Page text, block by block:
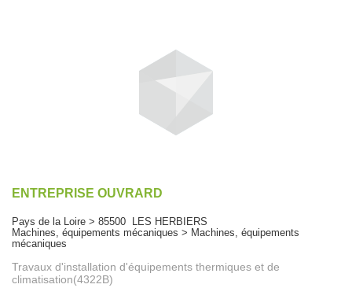
ENTREPRISE OUVRARD
Pays de la Loire > 85500 LES HERBIERS
Machines, équipements mécaniques > Machines, équipements
mécaniques
Travaux d'installation d'équipements thermiques et de
climatisation(4322B)